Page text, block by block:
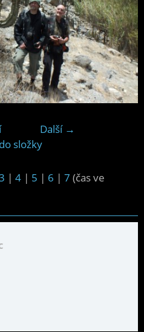
Další →
složky
| 4 | 5 | 6 | 7 (čas ve